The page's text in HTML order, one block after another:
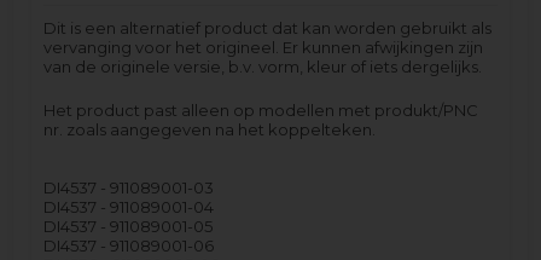
Dit is een alternatief product dat kan worden gebruikt als
vervanging voor het origineel. Er kunnen afwijkingen zijn
van de originele versie, b.v. vorm, kleur of iets dergelijks.
Het product past alleen op modellen met produkt/PNC
nr. zoals aangegeven na het koppelteken.
DI4537 - 911089001-03
DI4537 - 911089001-04
DI4537 - 911089001-05
DI4537 - 911089001-06